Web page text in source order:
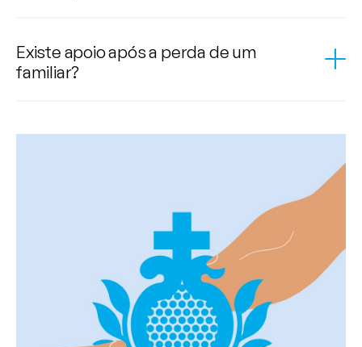
Existe apoio após a perda de um
familiar?